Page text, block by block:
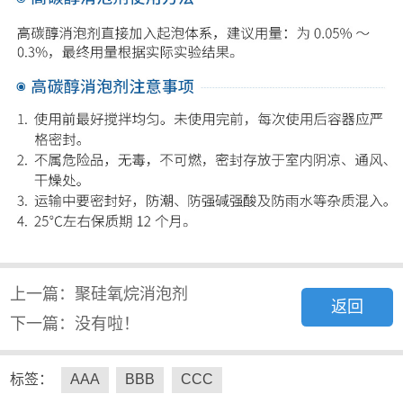
液压支架浓缩液用消泡器的性能要...
液压支架是综合机械化采煤的重要组成单
元，它的稳定运行对综采工作面的生产效
率、安全...
上一篇：聚硅氧烷消泡剂
下一篇：没有啦！
返回
标签： AAA BBB CCC